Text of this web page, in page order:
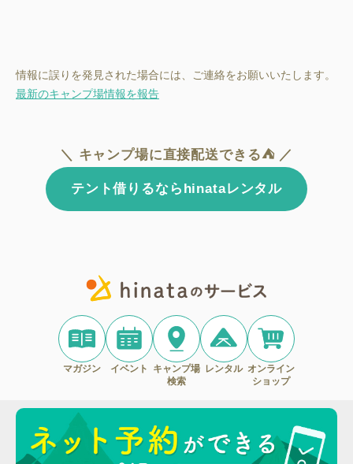
情報に誤りを発見された場合には、ご連絡をお願いいたします。
最新のキャンプ場情報を報告
＼ キャンプ場に直接配送できる⛺ ／
テント借りるならhinataレンタル
マガジン イベント
キャンプ場
検索
レンタル オンライン
ショップ